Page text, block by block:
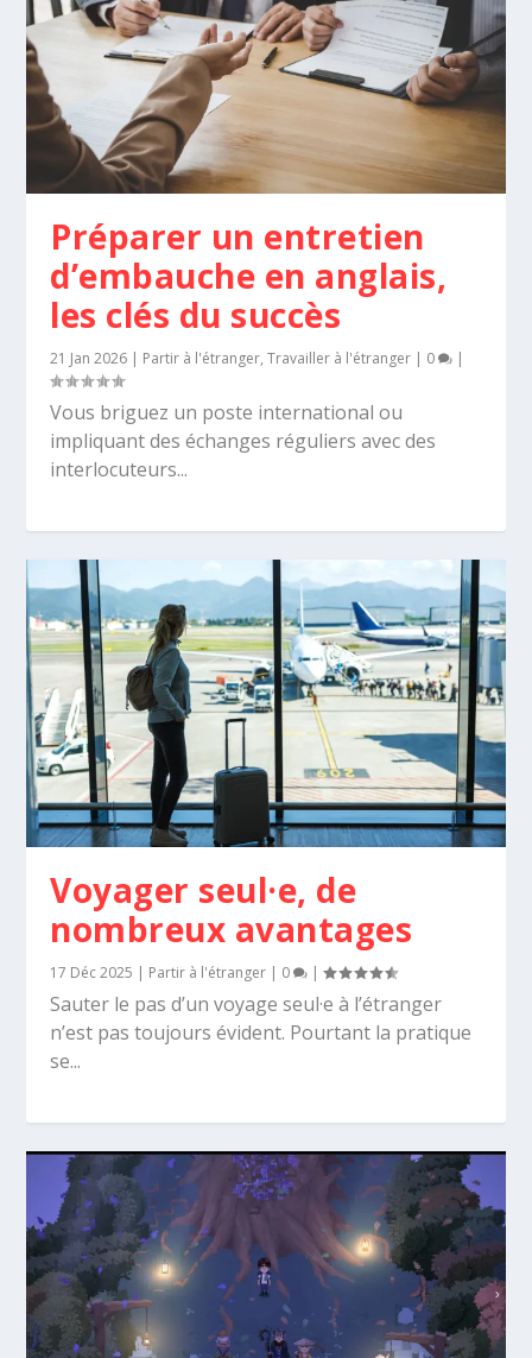
Préparer un entretien
d’embauche en anglais,
les clés du succès
21 Jan 2026 | Partir à l'étranger,Travailler à l'étranger | 0 |
Vous briguez un poste international ou
impliquant des échanges réguliers avec des
interlocuteurs...
Voyager seul·e, de
nombreux avantages
17 Déc 2025 | Partir à l'étranger | 0 |
Sauter le pas d’un voyage seul·e à l’étranger
n’est pas toujours évident. Pourtant la pratique
se...